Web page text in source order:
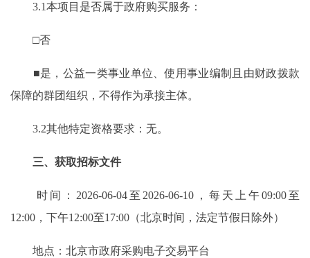
3.1本项目是否属于政府购买服务：
□否
■是，公益一类事业单位、使用事业编制且由财政拨款
保障的群团组织，不得作为承接主体。
3.2其他特定资格要求：无。
三、获取招标文件
时间：2026-06-04至2026-06-10，每天上午09:00至
12:00，下午12:00至17:00（北京时间，法定节假日除外）
地点：北京市政府采购电子交易平台